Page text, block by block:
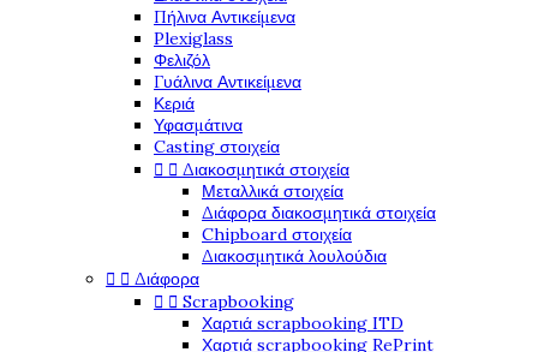
Πήλινα Αντικείμενα
Plexiglass
Φελιζόλ
Γυάλινα Αντικείμενα
Κεριά
Υφασμάτινα
Casting στοιχεία
  Διακοσμητικά στοιχεία
Μεταλλικά στοιχεία
Διάφορα διακοσμητικά στοιχεία
Chipboard στοιχεία
Διακοσμητικά λουλούδια
  Διάφορα
  Scrapbooking
Χαρτιά scrapbooking ITD
Χαρτιά scrapbooking RePrint